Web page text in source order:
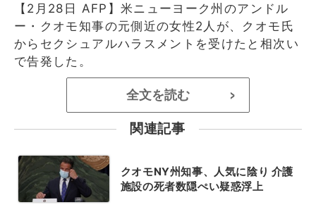
【2月28日 AFP】米ニューヨーク州のアンドル
ー・クオモ知事の元側近の女性2人が、クオモ氏
からセクシュアルハラスメントを受けたと相次い
で告発した。
全文を読む >
関連記事
クオモNY州知事、人気に陰り 介護
施設の死者数隠ぺい疑惑浮上